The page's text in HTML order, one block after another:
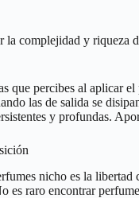
complejidad y riqueza
que percibes al aplicar
las de salida se
y profundas.
nicho es la
es raro encontrar